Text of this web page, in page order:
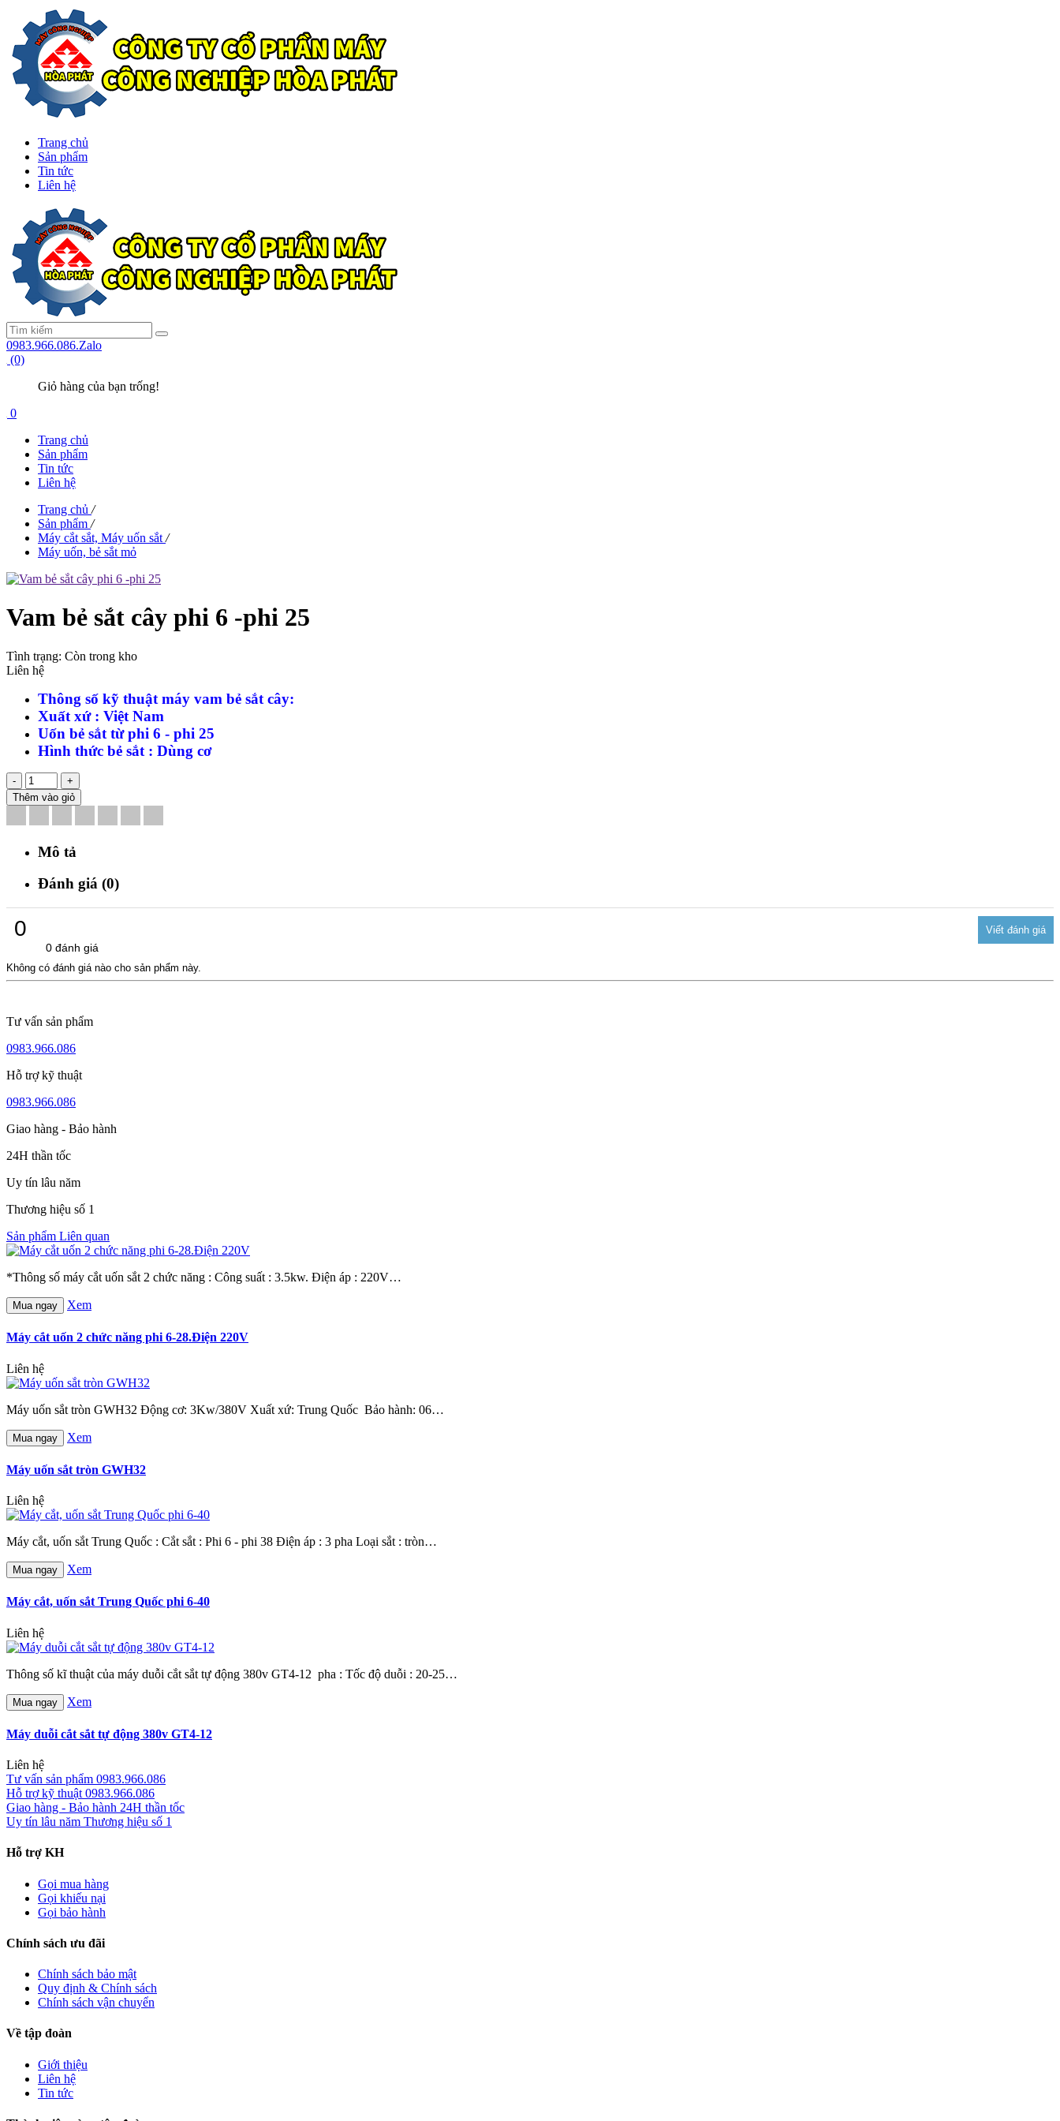
Trang chủ
Sản phẩm
Tin tức
Liên hệ
0983.966.086.Zalo
(0)
Giỏ hàng của bạn trống!
0
Trang chủ
Sản phẩm
Tin tức
Liên hệ
Trang chủ /
Sản phẩm /
Máy cắt sắt, Máy uốn sắt /
Máy uốn, bẻ sắt mỏ
Vam bẻ sắt cây phi 6 -phi 25
Tình trạng: Còn trong kho
Liên hệ
Thông số kỹ thuật máy vam bẻ sắt cây:
Xuất xứ : Việt Nam
Uốn bẻ sắt từ phi 6 - phi 25
Hình thức bẻ sắt : Dùng cơ
-
+
Thêm vào giỏ
Mô tả
Đánh giá (0)
0
0 đánh giá
Không có đánh giá nào cho sản phẩm này.
Tư vấn sản phẩm
0983.966.086
Hỗ trợ kỹ thuật
0983.966.086
Giao hàng - Bảo hành
24H thần tốc
Uy tín lâu năm
Thương hiệu số 1
Sản phẩm Liên quan
*Thông số máy cắt uốn sắt 2 chức năng : Công suất : 3.5kw. Điện áp : 220V…
Mua ngay Xem
Máy cắt uốn 2 chức năng phi 6-28.Điện 220V
Liên hệ
Máy uốn sắt tròn GWH32 Động cơ: 3Kw/380V Xuất xứ: Trung Quốc Bảo hành: 06…
Mua ngay Xem
Máy uốn sắt tròn GWH32
Liên hệ
Máy cắt, uốn sắt Trung Quốc : Cắt sắt : Phi 6 - phi 38 Điện áp : 3 pha Loại sắt : tròn…
Mua ngay Xem
Máy cắt, uốn sắt Trung Quốc phi 6-40
Liên hệ
Thông số kĩ thuật của máy duỗi cắt sắt tự động 380v GT4-12 pha : Tốc độ duỗi : 20-25…
Mua ngay Xem
Máy duỗi cắt sắt tự động 380v GT4-12
Liên hệ
Tư vấn sản phẩm 0983.966.086
Hỗ trợ kỹ thuật 0983.966.086
Giao hàng - Bảo hành 24H thần tốc
Uy tín lâu năm Thương hiệu số 1
Hỗ trợ KH
Gọi mua hàng
Gọi khiếu nại
Gọi bảo hành
Chính sách ưu đãi
Chính sách bảo mật
Quy định & Chính sách
Chính sách vận chuyển
Về tập đoàn
Giới thiệu
Liên hệ
Tin tức